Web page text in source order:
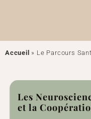
Accueil » Le Parcours
Les
et la